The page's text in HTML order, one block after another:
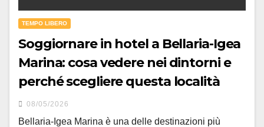
TEMPO LIBERO
Soggiornare in hotel a Bellaria-Igea
Marina: cosa vedere nei dintorni e
perché scegliere questa località
08/05/2026
Bellaria-Igea Marina è una delle destinazioni più